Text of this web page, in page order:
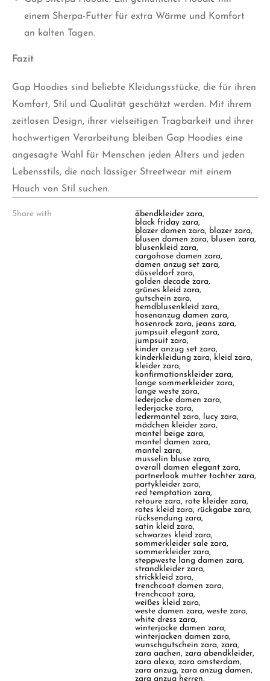
einem Sherpa-Futter für extra Wärme und Komfort
an kalten Tagen.
Fazit
Gap Hoodies sind beliebte Kleidungsstücke, die für ihren
Komfort, Stil und Qualität geschätzt werden. Mit ihrem
zeitlosen Design, ihrer vielseitigen Tragbarkeit und ihrer
hochwertigen Verarbeitung bleiben Gap Hoodies eine
angesagte Wahl für Menschen jeden Alters und jeden
Lebensstils, die nach lässiger Streetwear mit einem
Hauch von Stil suchen.
Share with
T
a
g
s
:
abendkleider zara,
black friday zara,
blazer damen zara, blazer zara,
blusen damen zara, blusen zara,
blusenkleid zara,
cargohose damen zara,
damen anzug set zara,
düsseldorf zara,
golden decade zara,
grünes kleid zara,
gutschein zara,
hemdblusenkleid zara,
hosenanzug damen zara,
hosenrock zara, jeans zara,
jumpsuit elegant zara,
jumpsuit zara,
kinder anzug set zara,
kinderkleidung zara, kleid zara,
kleider zara,
konfirmationskleider zara,
lange sommerkleider zara,
lange weste zara,
lederjacke damen zara,
lederjacke zara,
ledermantel zara, lucy zara,
mädchen kleider zara,
mantel beige zara,
mantel damen zara,
mantel zara,
musselin bluse zara,
overall damen elegant zara,
partnerlook mutter tochter zara,
partykleider zara,
red temptation zara,
retoure zara, rote kleider zara,
rotes kleid zara, rückgabe zara,
rücksendung zara,
satin kleid zara,
schwarzes kleid zara,
sommerkleider sale zara,
sommerkleider zara,
steppweste lang damen zara,
strandkleider zara,
strickkleid zara,
trenchcoat damen zara,
trenchcoat zara,
weißes kleid zara,
weste damen zara,weste zara,
white dress zara,
winterjacke damen zara,
winterjacken damen zara,
wunschgutschein zara,zara,
zara aachen,zara abendkleider,
zara alexa,zara amsterdam,
zara anzug,zara anzug damen,
zara anzug herren,